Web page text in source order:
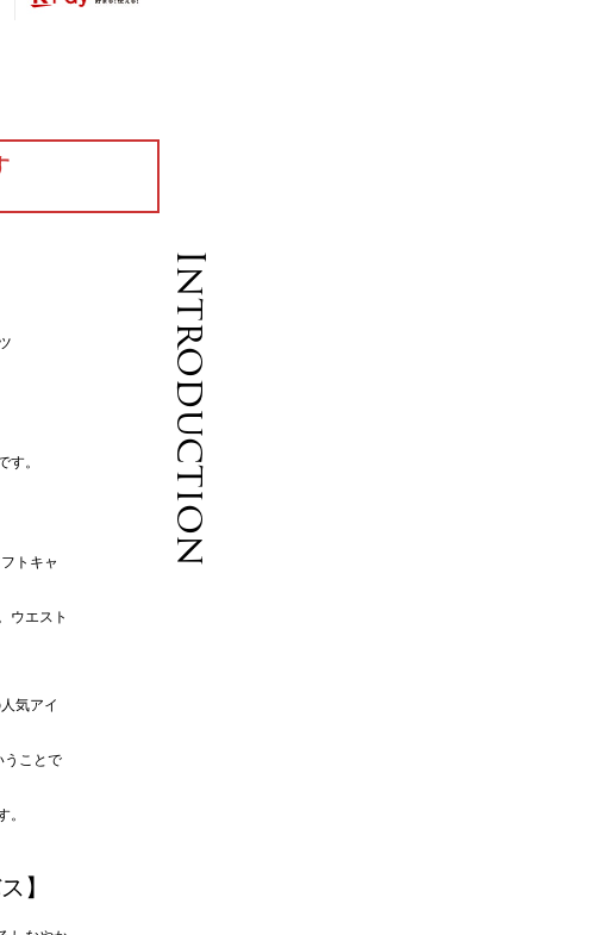
Introduction
す。
トキャ
ウエスト
気アイ
うことで
。
】